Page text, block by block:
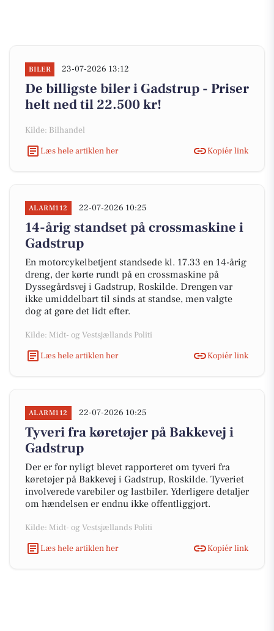
BILER 23-07-2026 13:12
De billigste biler i Gadstrup - Priser
helt ned til 22.500 kr!
Kilde: Bilhandel
Læs hele artiklen her
Kopiér link
ALARM112 22-07-2026 10:25
14-årig standset på crossmaskine i
Gadstrup
En motorcykelbetjent standsede kl. 17.33 en 14-årig
dreng, der kørte rundt på en crossmaskine på
Dyssegårdsvej i Gadstrup, Roskilde. Drengen var
ikke umiddelbart til sinds at standse, men valgte
dog at gøre det lidt efter.
Kilde: Midt- og Vestsjællands Politi
Læs hele artiklen her
Kopiér link
ALARM112 22-07-2026 10:25
Tyveri fra køretøjer på Bakkevej i
Gadstrup
Der er for nyligt blevet rapporteret om tyveri fra
køretøjer på Bakkevej i Gadstrup, Roskilde. Tyveriet
involverede varebiler og lastbiler. Yderligere detaljer
om hændelsen er endnu ikke offentliggjort.
Kilde: Midt- og Vestsjællands Politi
Læs hele artiklen her
Kopiér link